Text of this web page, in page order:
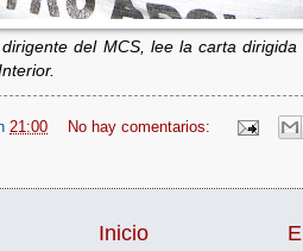
del MCS, lee la carta dirigida
21:00
No hay comentarios:
Inicio